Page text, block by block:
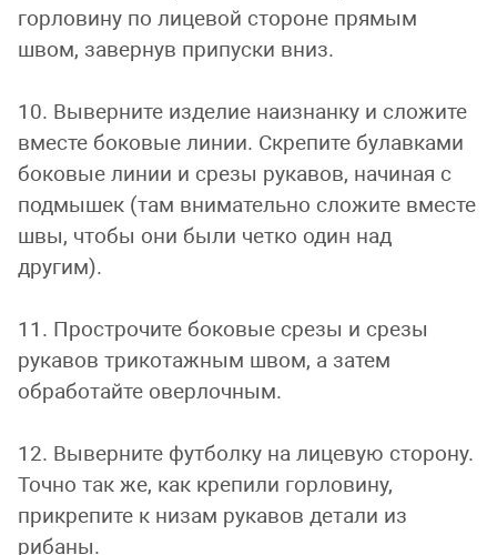
горловину по лицевой стороне прямым
швом, завернув припуски вниз.
10. Выверните изделие наизнанку и сложите
вместе боковые линии. Скрепите булавками
боковые линии и срезы рукавов, начиная с
подмышек (там внимательно сложите вместе
швы, чтобы они были четко один над
другим).
11. Прострочите боковые срезы и срезы
рукавов трикотажным швом, а затем
обработайте оверлочным.
12. Выверните футболку на лицевую сторону.
Точно так же, как крепили горловину,
прикрепите к низам рукавов детали из
рибаны.